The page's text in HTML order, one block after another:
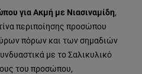
για Ακμή με Νιασιναμίδη,
περιποίησης προσώπου
πόρων και των σημαδιών
με το Σαλικυλικό
του προσώπου,